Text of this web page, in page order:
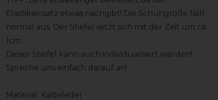
Elastikeinsatz etwas nachgibt! Die Schuhgröße fällt
normal aus. Der Stiefel setzt sich mit der Zeit um ca.
1cm.
Dieser Stiefel kann auch individualisiert werden!
Spreche uns einfach darauf an!
Material: Kalbsleder